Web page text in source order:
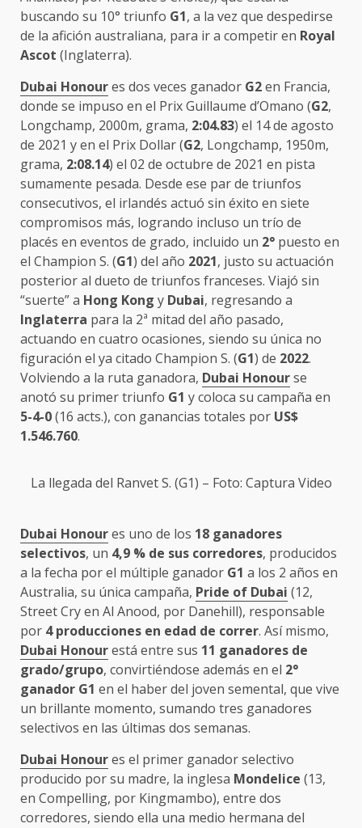
buscando su 10° triunfo G1, a la vez que despedirse
de la afición australiana, para ir a competir en Royal
Ascot (Inglaterra).
Dubai Honoures dos veces ganador G2en Francia,
donde se impuso en el Prix Guillaume d’Omano (G2,
Longchamp, 2000m, grama, 2:04.83) el 14 de agosto
de 2021 y en el Prix Dollar (G2, Longchamp, 1950m,
grama, 2:08.14) el 02 de octubre de 2021 en pista
sumamente pesada. Desde ese par de triunfos
consecutivos, el irlandés actuó sin éxito en siete
compromisos más, logrando incluso un trío de
placés en eventos de grado, incluido un 2° puesto en
el Champion S. (G1) del año 2021, justo su actuación
posterior al dueto de triunfos franceses. Viajó sin
“suerte” a Hong Kong y Dubai, regresando a
Inglaterra para la 2ª mitad del año pasado,
actuando en cuatro ocasiones, siendo su única no
figuración el ya citado Champion S. (G1) de 2022.
Volviendo a la ruta ganadora, Dubai Honourse
anotó su primer triunfo G1 y coloca su campaña en
5-4-0(16 acts.), con ganancias totales por US$
1.546.760.
La llegada del Ranvet S. (G1) – Foto: Captura Video
Dubai Honoures uno de los 18 ganadores
selectivos, un 4,9 % de sus corredores, producidos
a la fecha por el múltiple ganador G1 a los 2 años en
Australia, su única campaña, Pride of Dubai (12,
Street Cry en Al Anood, por Danehill), responsable
por 4 producciones en edad de correr. Así mismo,
Dubai Honourestá entre sus 11 ganadores de
grado/grupo, convirtiéndose además en el 2°
ganador G1 en el haber del joven semental, que vive
un brillante momento, sumando tres ganadores
selectivos en las últimas dos semanas.
Dubai Honoures el primer ganador selectivo
producido por su madre, la inglesa Mondelice (13,
en Compelling, por Kingmambo), entre dos
corredores, siendo ella una medio hermana del